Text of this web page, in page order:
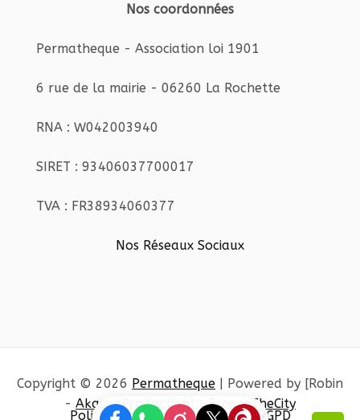
Nos coordonnées
Permatheque - Association loi 1901
6 rue de la mairie - 06260 La Rochette
RNA : W042003940
SIRET : 93406037700017
TVA : FR38934060377
Nos Réseaux Sociaux
Copyright © 2026 Permatheque | Powered by [Robin
- AkashaProduction] -EscapeTheCity
Politique de confidentialité et RGPD